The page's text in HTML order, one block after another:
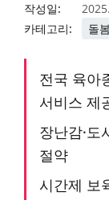
작성일:
카테고리:
돌
전국 육아
서비스 제
장난감·
절약
시간제 보